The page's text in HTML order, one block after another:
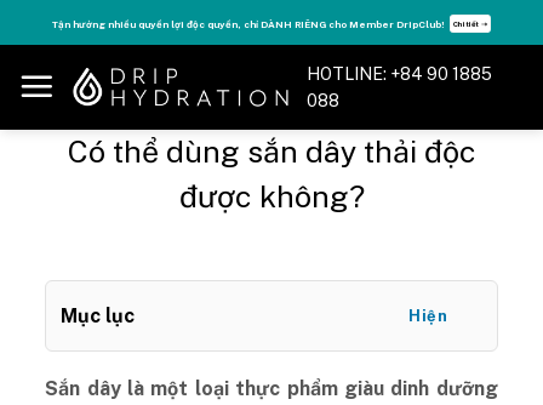
to
content
Tận hưởng nhiều quyền lợi độc quyền, chỉ DÀNH RIÊNG cho Member DripClub! Chi tiết ➝
HOTLINE: +84 90 1885
088
Có thể dùng sắn dây thải độc
được không?
Mục lục Hiện
Sắn dây là một loại thực phẩm giàu dinh dưỡng